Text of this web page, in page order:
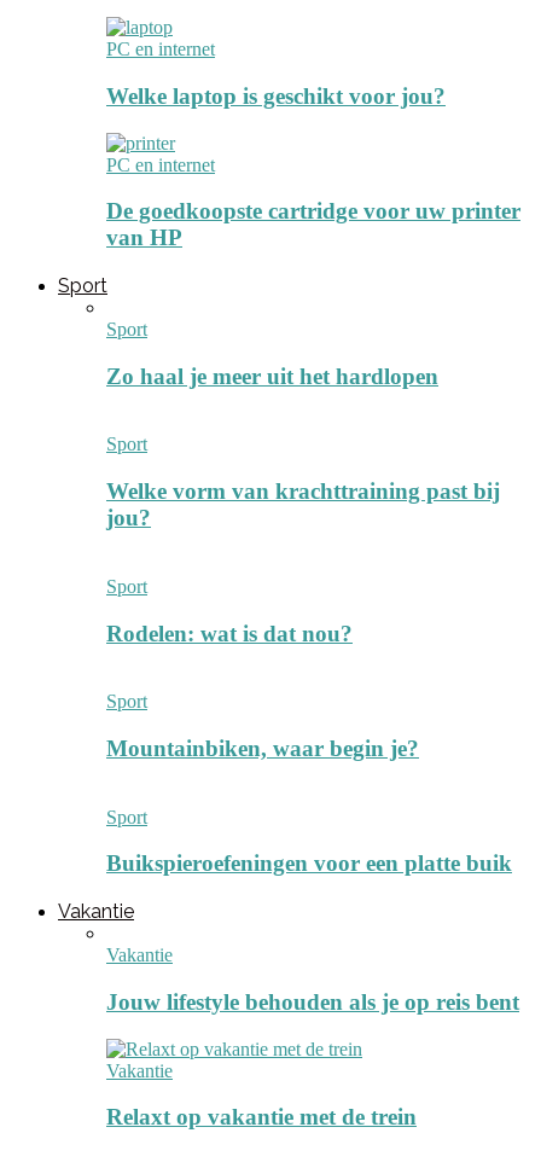
PC en internet
Welke laptop is geschikt voor jou?
PC en internet
De goedkoopste cartridge voor uw printer
van HP
Sport
Sport
Zo haal je meer uit het hardlopen
Sport
Welke vorm van krachttraining past bij
jou?
Sport
Rodelen: wat is dat nou?
Sport
Mountainbiken, waar begin je?
Sport
Buikspieroefeningen voor een platte buik
Vakantie
Vakantie
Jouw lifestyle behouden als je op reis bent
Vakantie
Relaxt op vakantie met de trein